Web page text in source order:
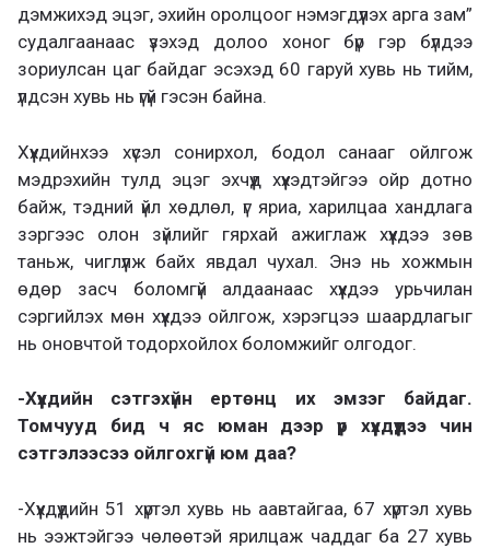
дэмжихэд эцэг, эхийн оролцоог нэмэгдүүлэх арга зам”
судалгаанаас үзэхэд долоо хоног бүр гэр бүлдээ
зориулсан цаг байдаг эсэхэд 60 гаруй хувь нь тийм,
үлдсэн хувь нь үгүй гэсэн байна.
Хүүхдийнхээ хүсэл сонирхол, бодол санааг ойлгож
мэдрэхийн тулд эцэг эхчүүд хүүхэдтэйгээ ойр дотно
байж, тэдний үйл хөдлөл, үг яриа, харилцаа хандлага
зэргээс олон зүйлийг гярхай ажиглаж хүүхдээ зөв
таньж, чиглүүлж байх явдал чухал. Энэ нь хожмын
өдөр засч боломгүй алдаанаас хүүхдээ урьчилан
сэргийлэх мөн хүүхдээ ойлгож, хэрэгцээ шаардлагыг
нь оновчтой тодорхойлох боломжийг олгодог.
-Хүүхдийн сэтгэхүйн ертөнц их эмзэг байдаг.
Томчууд бид ч яс юман дээр үр хүүхдүүдээ чин
сэтгэлээсээ ойлгохгүй юм даа?
-Хүүхдүүдийн 51 хүртэл хувь нь аавтайгаа, 67 хүртэл хувь
нь ээжтэйгээ чөлөөтэй ярилцаж чаддаг ба 27 хувь